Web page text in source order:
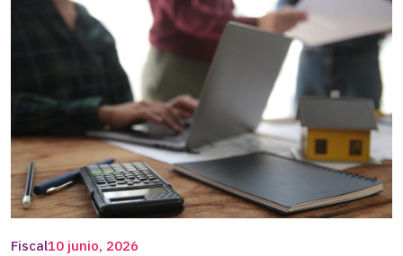
Fiscal10 junio, 2026